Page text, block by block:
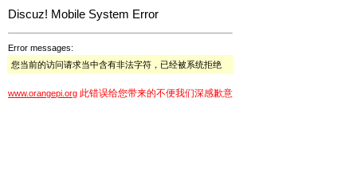
Discuz! Mobile System Error
Error messages:
您当前的访问请求当中含有非法字符，已经被系统拒绝
www.orangepi.org 此错误给您带来的不便我们深感歉意